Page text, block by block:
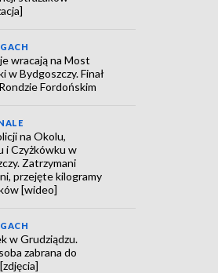
wracają na Most
w Bydgoszczy. Finał
Fordońskim
na Okolu,
i Czyżkówku w
Zatrzymani
przejęte kilogramy
[wideo]
w Grudziądzu.
zabrana do